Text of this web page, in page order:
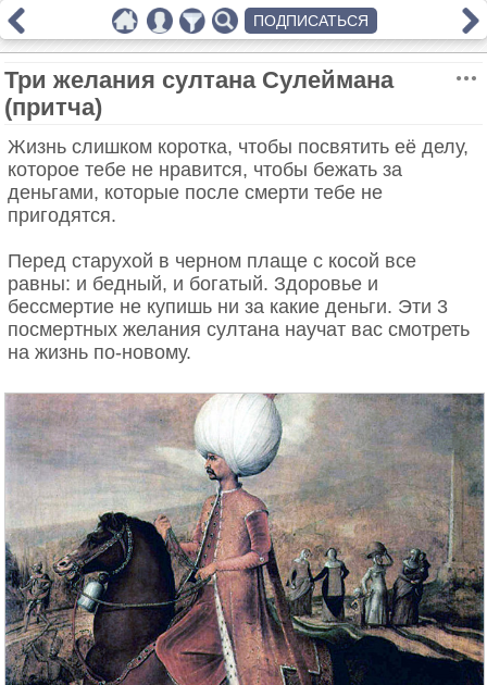
Три желания султана Сулеймана
(притча)
Жизнь слишком коротка, чтобы посвятить её делу,
которое тебе не нравится, чтобы бежать за
деньгами, которые после смерти тебе не
пригодятся.
Перед старухой в черном плаще с косой все
равны: и бедный, и богатый. Здоровье и
бессмертие не купишь ни за какие деньги. Эти 3
посмертных желания султана научат вас смотреть
на жизнь по-новому.
ПОДПИСАТЬСЯ